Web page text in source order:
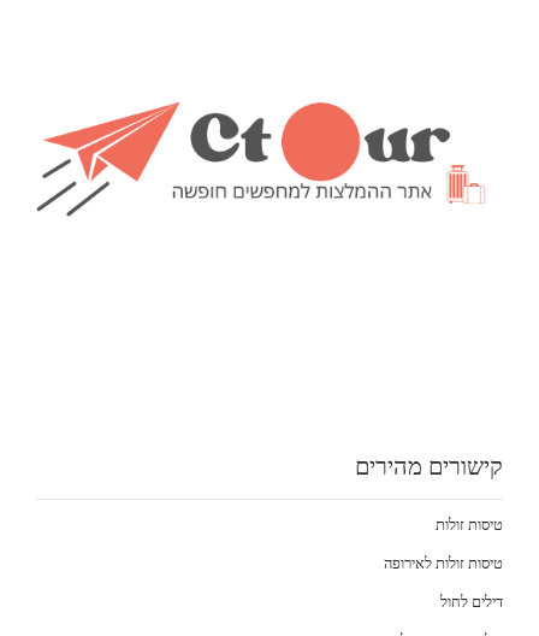
קישורים מהירים
טיסות זולות
טיסות זולות לאירופה
דילים לחול